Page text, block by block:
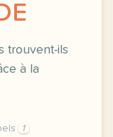
trouvent-ils
à la
1